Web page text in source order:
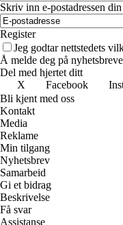
Skriv inn e-postadressen din
Register
Jeg godtar nettstedets
Å melde deg på
Del med hjertet ditt
X
Facebook
Bli kjent med oss
Kontakt
Media
Reklame
Min tilgang
Nyhetsbrev
Samarbeid
Gi et bidrag
Beskrivelse
Få svar
Assistanse